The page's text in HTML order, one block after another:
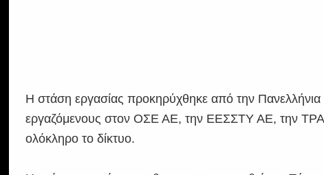
Η στάση εργασίας προκηρύχθηκε από την
εργαζόμενους στον ΟΣΕ ΑΕ, την ΕΕΣΣΤΥ ΑΕ, την
ολόκληρο το δίκτυο.